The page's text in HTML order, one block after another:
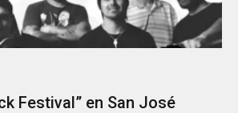
Festival” en San José